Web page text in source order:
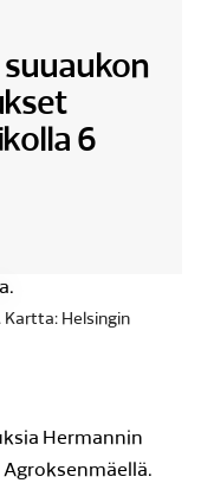
6
Helsingin
Hermannin